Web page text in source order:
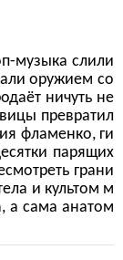
музыка слили
оружием со
ничуть не
превратил
фламенко, ги
парящих
грани
и культом м
а сама анатом